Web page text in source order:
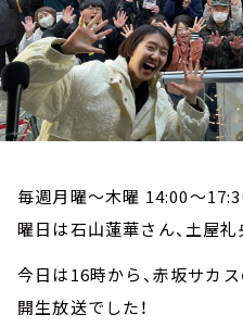
毎週月曜～木曜 14:00～
曜日は石山蓮華さん、土屋
今日は16時から、赤坂サカ
開生放送でした！